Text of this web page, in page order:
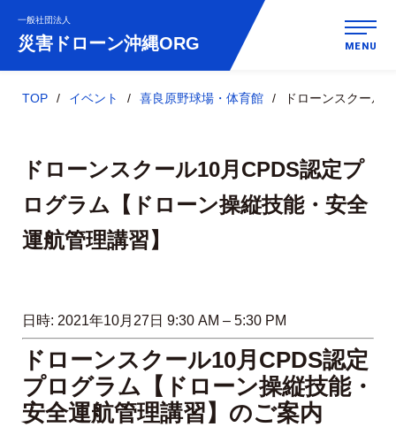
一般社団法人
災害ドローン沖縄ORG MENU
TOP イベント 喜良原野球場・体育館 ドローンスクール
ドローンスクール10月CPDS認定プ
ログラム【ドローン操縦技能・安全
運航管理講習】
日時: 2021年10月27日 9:30 AM – 5:30 PM
ドローンスクール10月CPDS認定
プログラム【ドローン操縦技能・
安全運航管理講習】のご案内